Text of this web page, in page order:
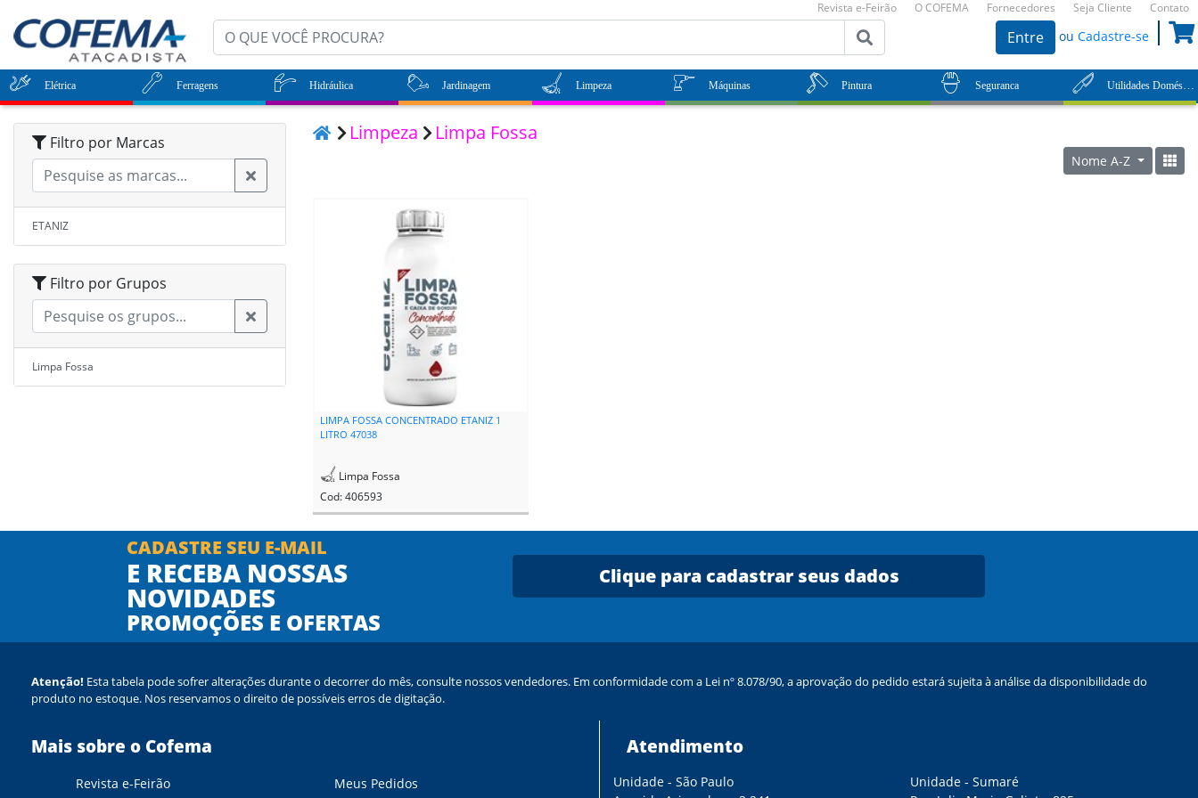
Revista e-Feirão O COFEMA Fornecedores Seja Cliente Contato
Entre ou Cadastre-se
Elétrica Ferragens Hidráulica Jardinagem Limpeza Máquinas Pintura Seguranca Utilidades Domésticas
Filtro por Marcas
ETANIZ
Filtro por Grupos
Limpa Fossa
Limpeza Limpa Fossa
Nome A-Z
LIMPA FOSSA CONCENTRADO ETANIZ 1
LITRO 47038
Limpa Fossa
Cod: 406593
CADASTRE SEU E-MAIL
E RECEBA NOSSAS
NOVIDADES
PROMOÇÕES E OFERTAS
Clique para cadastrar seus dados
Atenção! Esta tabela pode sofrer alterações durante o decorrer do mês, consulte nossos vendedores. Em conformidade com a Lei nº 8.078/90, a aprovação do pedido estará sujeita à análise da disponibilidade do
produto no estoque. Nos reservamos o direito de possíveis erros de digitação.
Mais sobre o Cofema
Revista e-Feirão
Meus Pedidos
Atendimento
Unidade - São Paulo
Unidade - Sumaré